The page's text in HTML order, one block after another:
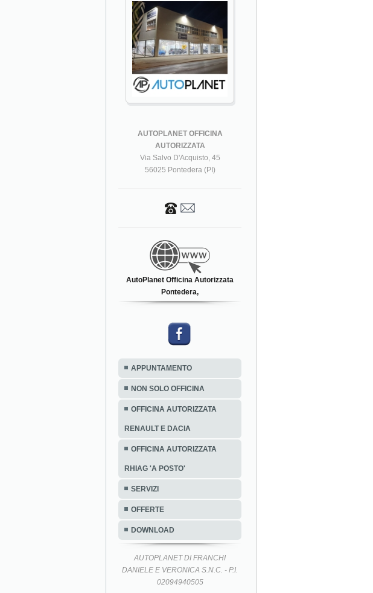
AUTOPLANET OFFICINA
AUTORIZZATA
Via Salvo D'Acquisto, 45
56025 Pontedera (PI)
AutoPlanet Officina Autorizzata
Pontedera,
APPUNTAMENTO
NON SOLO OFFICINA
OFFICINA AUTORIZZATA
RENAULT E DACIA
OFFICINA AUTORIZZATA
RHIAG 'A POSTO'
SERVIZI
OFFERTE
DOWNLOAD
AUTOPLANET DI FRANCHI
DANIELE E VERONICA S.N.C. - P.I.
02094940505